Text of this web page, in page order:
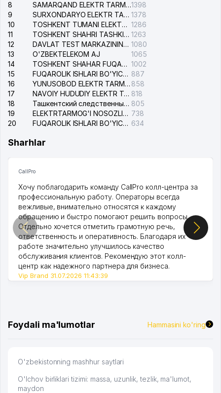
8
SAMARQAND ELEKTR TARMOQLARI AJ1398
9
SURXONDARYO ELEKTR TARMOQLARI AJ 1378
10
TOSHKENT TUMANI ELEKTR TARMOG'I AVARIYA XIZMATI 1286
11
TOSHKENT SHAHRI TASHKILOT TELEFONLARI HAQIDA MA'LUMOT BYUROSI 1263
12
DAVLAT TEST MARKAZINING ISHONCH TELEFONLARI 1080
13
O'ZBEKTELEKOM AJ
1065
14
TOSHKENT SHAHAR FUQAROLIK ISHLARI BO'YICHA SUDI 1002
15
FUQAROLIK ISHLARI BO'YICHA YAKKASAROY TUMANLARARO SUDI 887
16
YUNUSOBOD ELEKTR TARMOG'I NOSOZLIKLARI XIZMATI 858
17
NAVOIY HUDUDIY ELEKTR TARMOQLARI KORXONASI AJ 818
18
Ташкентский следственный изолятор 805
19
ELEKTRTARMOG'I NOSOZLIKLARINI TO'ZATISH SERGELI XIZMATI 738
20
FUQAROLIK ISHLARI BO'YICHA UCH-TEPA TUMANI SUDI 634
Sharhlar
CallPro
Хочу поблагодарить команду CallPro колл-центра за
профессиональную работу. Операторы всегда
вежливые, внимательно относятся к каждому
обращению и быстро помогают решить вопросы.
Отдельно хочется отметить грамотную речь,
ответственность и оперативность. Благодаря их
работе значительно улучшилось качество
обслуживания клиентов. Рекомендую этот колл-
центр как надежного партнера для бизнеса.
Vip Brand 31.07.2026 11:43:39
Foydali ma'lumotlar Hammasini ko'ring
O'zbekistonning mashhur saytlari
O'lchov birliklari tizimi: massa, uzunlik, tezlik, ma'lumot,
maydon